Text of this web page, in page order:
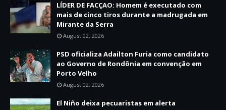
LÍDER DE FACÇAO: Homem é executado com
mais de cinco tiros durante a madrugada em
Mirante da Serra
August 02, 2026
PSD oficializa Adailton Furia como candidato
ao Governo de Rondônia em convenção em
Porto Velho
August 02, 2026
El Niño deixa pecuaristas em alerta